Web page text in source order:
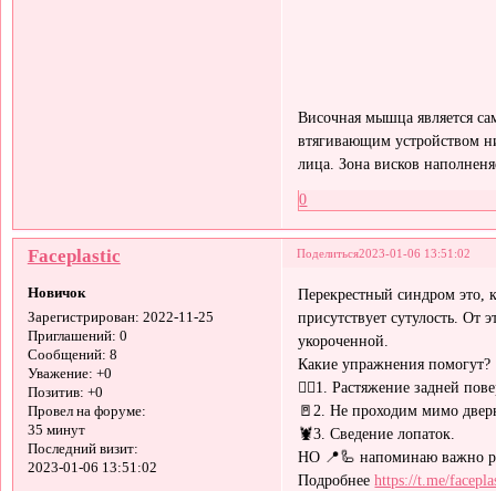
Височная мышца является
втягивающим устройством
лица. Зона висков
0
Поделиться2023-01-06 13:51:02
Faceplastic
Новичок
Зарегистрирован: 2022-11-25
Приглашений: 0
Сообщений: 8
Уважение: +0
Позитив: +0
Провел на форуме:
35 минут
Последний визит:
2023-01-06 13:51:02
Перекрестный синдром это,
присутствует сутулость. От
укороченной.
Какие упражнения помогут?
🙇‍♀️1. Растяжение задней
🚪2. Не проходим мимо
🦞3. Сведение лопаток.
НО 📍🦾 напоминаю важно
Подробнееhttps://t.me/